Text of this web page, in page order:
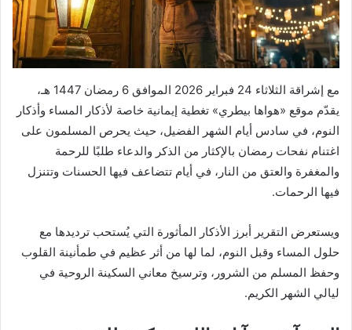
مع إشراقة الثلاثاء 24 فبراير 2026 الموافق 6 رمضان 1447 هـ،
يقدّم موقع «هواها بيطري» تغطية إيمانية خاصة لأذكار المساء وأذكار
النوم، في سادس أيام الشهر الفضيل، حيث يحرص المسلمون على
اغتنام نفحات رمضان بالإكثار من الذكر والدعاء طلبًا للرحمة
والمغفرة والعتق من النار، في أيام تتضاعف فيها الحسنات وتتنزل
فيها الرحمات.
ويستعرض التقرير أبرز الأذكار المأثورة التي يُستحب ترديدها مع
حلول المساء وقبل النوم، لما لها من أثر عظيم في طمأنينة القلوب
وحفظ المسلم من الشرور، وترسيخ معاني السكينة الروحية في
ليالي الشهر الكريم.